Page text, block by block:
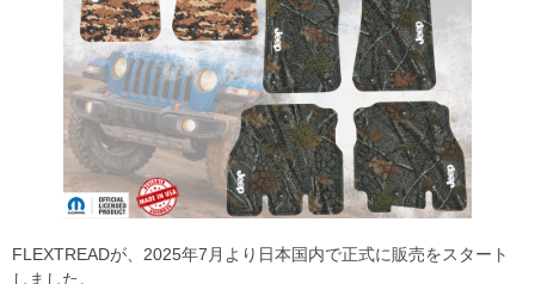
FLEXTREADが、2025年7月より日本国内で正式に販売をスタート
しました。